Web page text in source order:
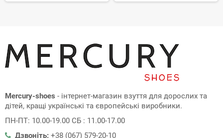
Mercury-shoes - інтернет-магазин взуття для дорослих та
дітей, кращі українські та європейські виробники.
ПН-ПТ: 10.00-19.00 СБ : 11.00-17.00
Дзвоніть: +38 (067) 579-20-10